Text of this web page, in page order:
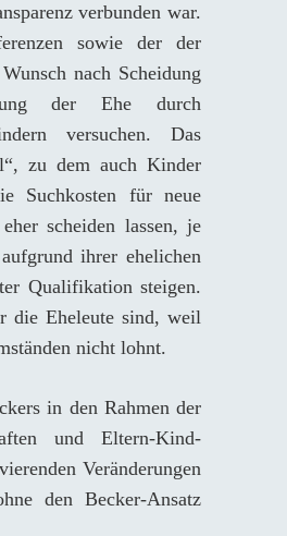
verbunden war.
sowie der der
nach Scheidung
der Ehe durch
versuchen. Das
zu dem auch Kinder
Suchkosten für neue
scheiden lassen, je
ihrer ehelichen
Qualifikation steigen.
die Eheleute sind, weil
nicht lohnt.
in den Rahmen der
und Eltern-Kind-
Veränderungen
den Becker-Ansatz